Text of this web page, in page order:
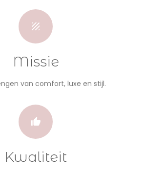
Missie
van comfort, luxe en stijl.
Kwaliteit